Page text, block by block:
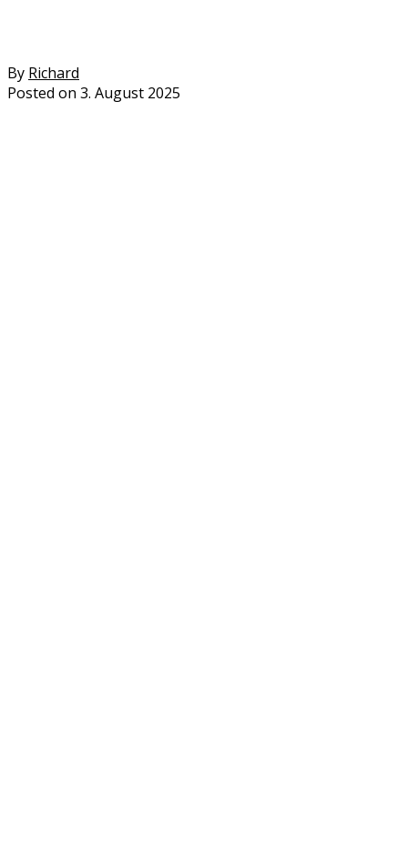
By Richard
Posted on 3. August 2025